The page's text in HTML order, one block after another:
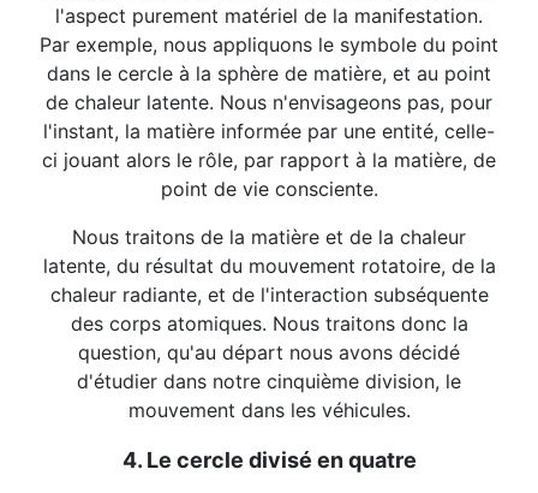
l'aspect purement matériel de la manifestation.
Par exemple, nous appliquons le symbole du point
dans le cercle à la sphère de matière, et au point
de chaleur latente. Nous n'envisageons pas, pour
l'instant, la matière informée par une entité, celle-
ci jouant alors le rôle, par rapport à la matière, de
point de vie consciente.
Nous traitons de la matière et de la chaleur
latente, du résultat du mouvement rotatoire, de la
chaleur radiante, et de l'interaction subséquente
des corps atomiques. Nous traitons donc la
question, qu'au départ nous avons décidé
d'étudier dans notre cinquième division, le
mouvement dans les véhicules.
4. Le cercle divisé en quatre